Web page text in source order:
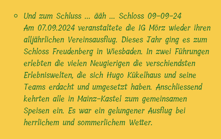
Und zum Schluss ... ääh ... Schloss 09-09-24
Am 07.09.2024 veranstaltete die IG Mörz wieder ihren
alljährlichen Vereinsausflug. Dieses Jahr ging es zum
Schloss Freudenberg in Wiesbaden. In zwei Führungen
erlebten die vielen Neugierigen die verschiendsten
Erlebniswelten, die sich Hugo Kükelhaus und seine
Teams erdacht und umgesetzt haben. Anschliessend
kehrten alle in Mainz-Kastel zum gemeinsamen
Speisen ein. Es war ein gelungener Ausflug bei
herrlichem und sommerlichem Wetter.